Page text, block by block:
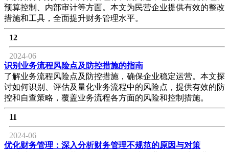
预算控制、内部审计等方面。本文为民营企业提供有效的整改
措施和工具，全面提升财务管理水平。
12
2024-06
识别业务流程风险点及防控措施的指南
了解业务流程风险点及防控措施，确保企业稳定运营。本文探
讨如何识别、评估及量化业务流程中的风险点，提供有效的防
控和自查策略，覆盖业务流程各方面的风险和控制措施。
11
2024-06
优化财务管理：深入分析财务管理不规范的原因与对策